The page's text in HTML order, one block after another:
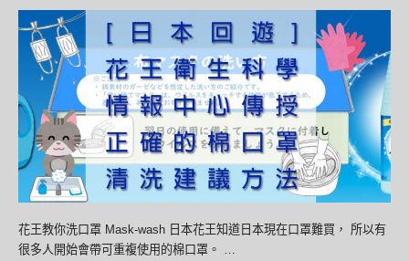
花王教你洗口罩 Mask-wash 日本花王知道日本現在口罩難買， 所以有
很多人開始會帶可重複使用的棉口罩。 …